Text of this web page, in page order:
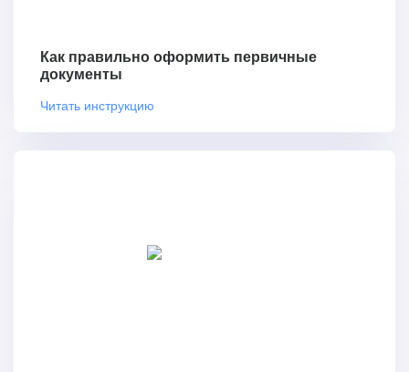
Как правильно оформить первичные
документы
Читать инструкцию